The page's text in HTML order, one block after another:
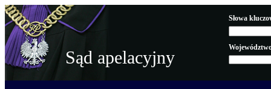
Sąd apelacyjny
Słowa